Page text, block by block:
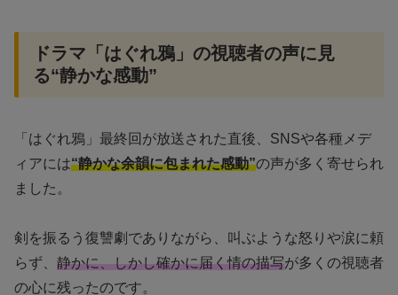
ドラマ「はぐれ鴉」の視聴者の声に見
る“静かな感動”
「はぐれ鴉」最終回が放送された直後、SNSや各種メデ
ィアには“静かな余韻に包まれた感動”の声が多く寄せられ
ました。
剣を振るう復讐劇でありながら、叫ぶような怒りや涙に頼
らず、 静かに、しかし確かに届く情の描写が多くの視聴者
の心に残ったのです。